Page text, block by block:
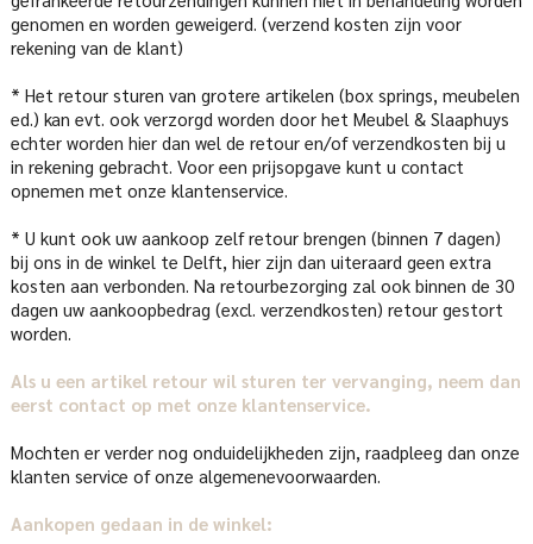
genomen en worden geweigerd. (verzend kosten zijn voor
rekening van de klant)
* Het retour sturen van grotere artikelen (box springs, meubelen
ed.) kan evt. ook verzorgd worden door het Meubel & Slaaphuys
echter worden hier dan wel de retour en/of verzendkosten bij u
in rekening gebracht. Voor een prijsopgave kunt u contact
opnemen met onze klantenservice.
* U kunt ook uw aankoop zelf retour brengen (binnen 7 dagen)
bij ons in de winkel te Delft, hier zijn dan uiteraard geen extra
kosten aan verbonden. Na retourbezorging zal ook binnen de 30
dagen uw aankoopbedrag (excl. verzendkosten) retour gestort
worden.
Als u een artikel retour wil sturen ter vervanging, neem dan
eerst contact op met onze klantenservice.
Mochten er verder nog onduidelijkheden zijn, raadpleeg dan onze
klanten service of onze algemenevoorwaarden.
Aankopen gedaan in de winkel: